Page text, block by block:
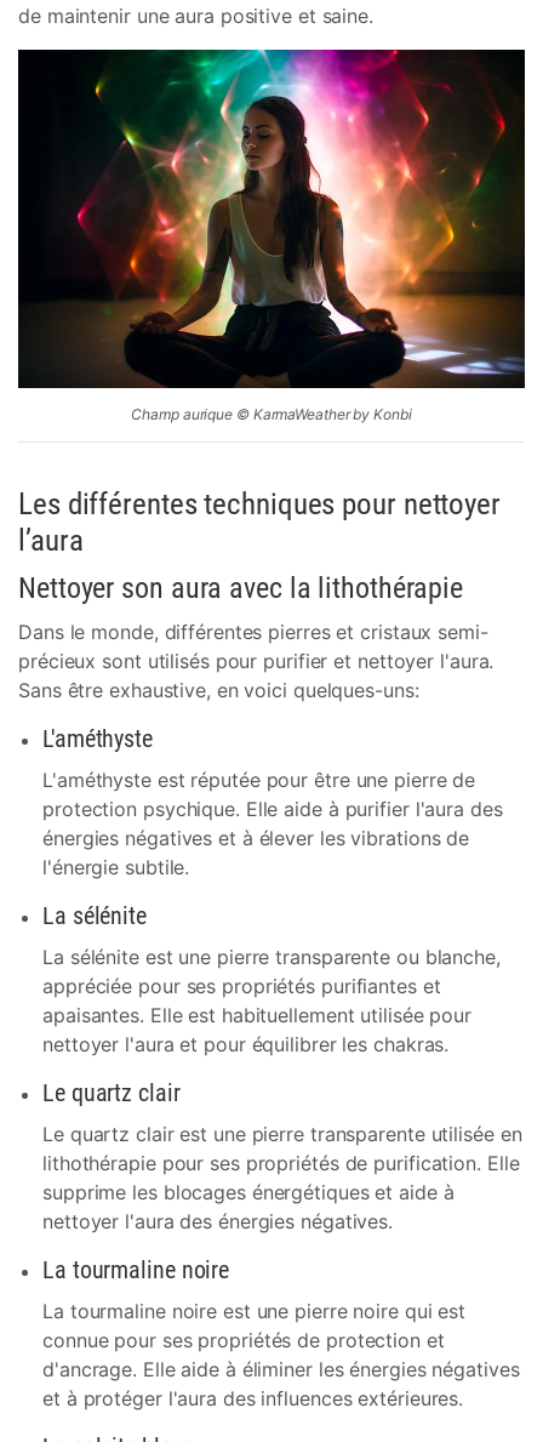
de maintenir une aura positive et saine.
Champ aurique © KarmaWeather by Konbi
Les différentes techniques pour nettoyer
l’aura
Nettoyer son aura avec la lithothérapie
Dans le monde, différentes pierres et cristaux semi-
précieux sont utilisés pour purifier et nettoyer l'aura.
Sans être exhaustive, en voici quelques-uns:
L'améthyste
L'améthyste est réputée pour être une pierre de
protection psychique. Elle aide à purifier l'aura des
énergies négatives et à élever les vibrations de
l'énergie subtile.
La sélénite
La sélénite est une pierre transparente ou blanche,
appréciée pour ses propriétés purifiantes et
apaisantes. Elle est habituellement utilisée pour
nettoyer l'aura et pour équilibrer les chakras.
Le quartz clair
Le quartz clair est une pierre transparente utilisée en
lithothérapie pour ses propriétés de purification. Elle
supprime les blocages énergétiques et aide à
nettoyer l'aura des énergies négatives.
La tourmaline noire
La tourmaline noire est une pierre noire qui est
connue pour ses propriétés de protection et
d'ancrage. Elle aide à éliminer les énergies négatives
et à protéger l'aura des influences extérieures.